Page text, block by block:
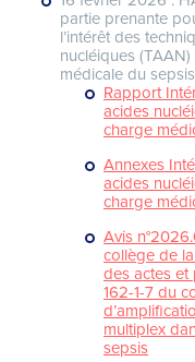
partie prenante
l’intérêt des
nucléiques
médicale du
Rapport
acides
charge
Annexes
acides
charge
Avis
collège de
des actes et
162-1-7 du
multiplex
sepsis